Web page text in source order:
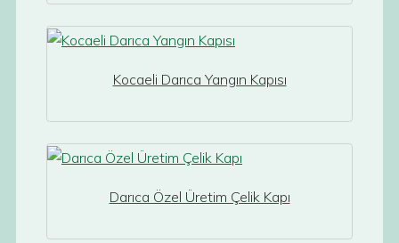
Kocaeli Darıca Yangın Kapısı
Darıca Özel Üretim Çelik Kapı